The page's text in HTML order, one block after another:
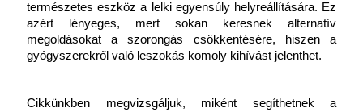
természetes eszköz a lelki egyensúly helyreállítására. Ez
azért lényeges, mert sokan keresnek alternatív
megoldásokat a szorongás csökkentésére, hiszen a
gyógyszerekről való leszokás komoly kihívást jelenthet.
Cikkünkben megvizsgáljuk, miként segíthetnek a